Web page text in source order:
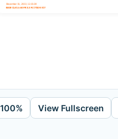
100% View Fullscreen